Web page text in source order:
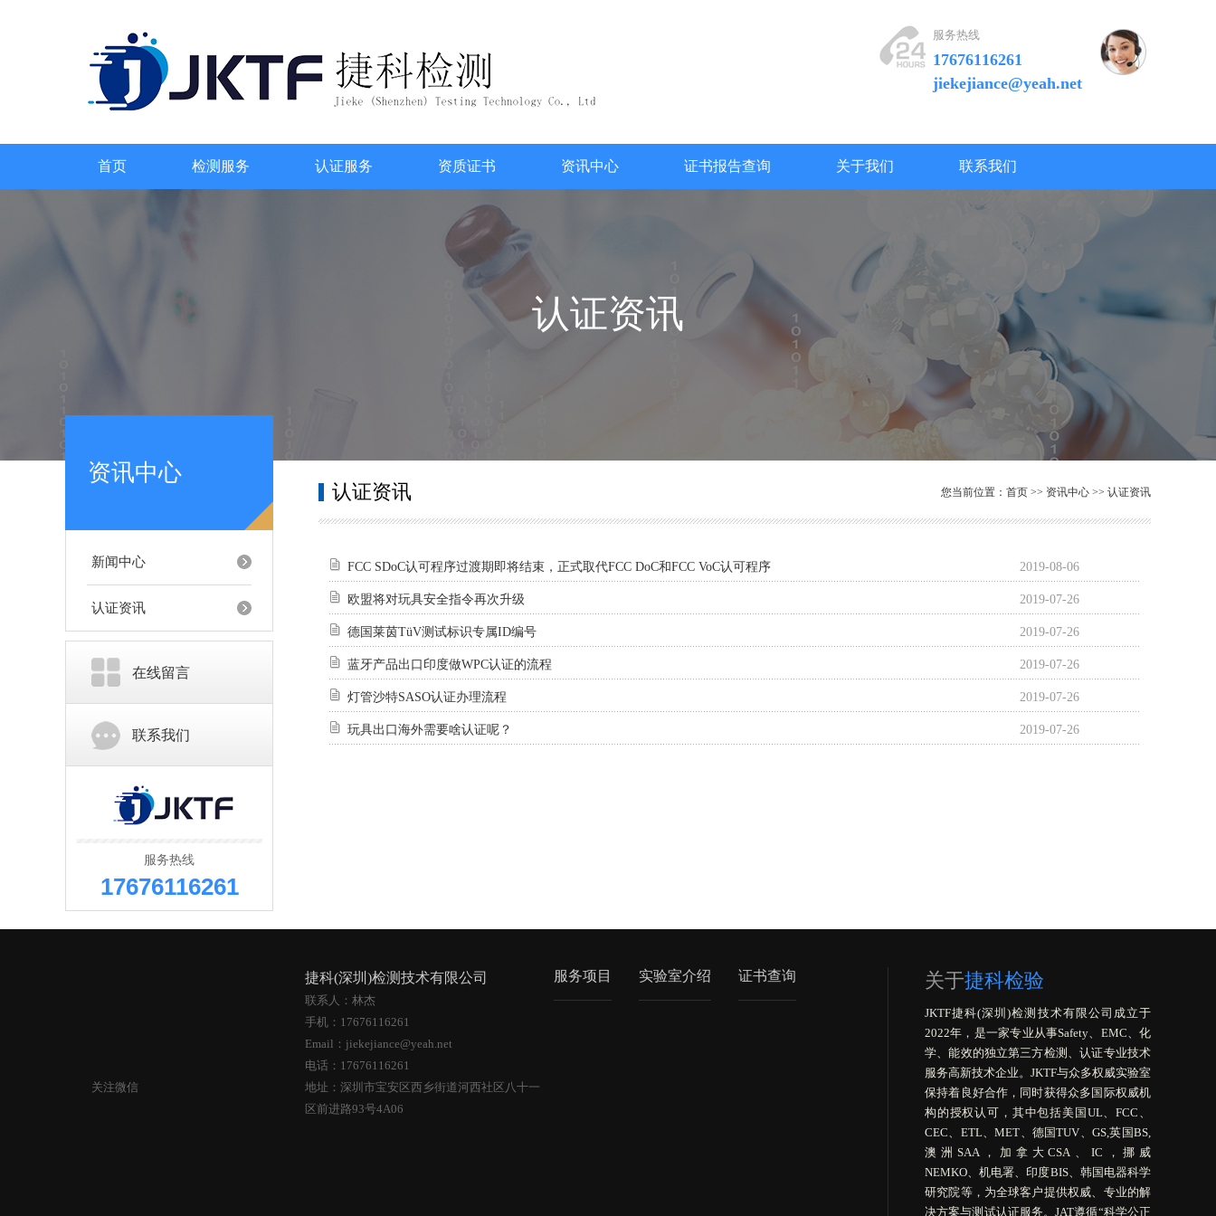
服务热线
17676116261
jiekejiance@yeah.net
首页 检测服务 认证服务 资质证书 资讯中心 证书报告查询 关于我们 联系我们
认证资讯
资讯中心
新闻中心
认证资讯
在线留言
联系我们
服务热线
17676116261
认证资讯 您当前位置： 首页 >> 资讯中心 >> 认证资讯
FCC SDoC认可程序过渡期即将结束，正式取代FCC DoC和FCC VoC认可程序 2019-08-06
欧盟将对玩具安全指令再次升级 2019-07-26
德国莱茵TüV测试标识专属ID编号 2019-07-26
蓝牙产品出口印度做WPC认证的流程 2019-07-26
灯管沙特SASO认证办理流程 2019-07-26
玩具出口海外需要啥认证呢？ 2019-07-26
关注微信
捷科(深圳)检测技术有限公司
联系人：林杰
手机：17676116261
Email：jiekejiance@yeah.net
电话：17676116261
地址：深圳市宝安区西乡街道河西社区八十一
区前进路93号4A06
服务项目 实验室介绍 证书查询 关于捷科检验
JKTF捷科(深圳)检测技术有限公司成立于
2022年，是一家专业从事Safety、EMC、化
学、能效的独立第三方检测、认证专业技术
服务高新技术企业。JKTF与众多权威实验室
保持着良好合作，同时获得众多国际权威机
构的授权认可，其中包括美国UL、FCC、
CEC、ETL、MET、德国TUV、GS,英国BS,
澳洲SAA，加拿大CSA、IC，挪威
NEMKO、机电署、印度BIS、韩国电器科学
研究院等，为全球客户提供权威、专业的解
决方案与测试认证服务。JAT遵循“科学公正